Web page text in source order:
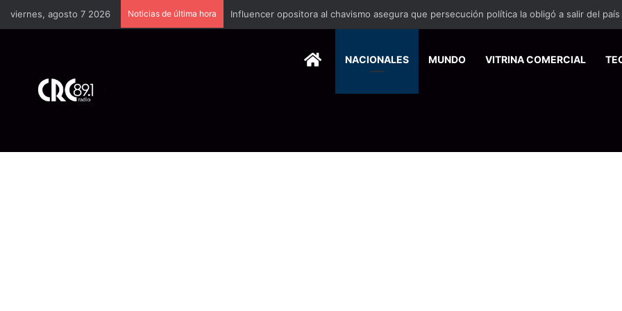
viernes, agosto 7 2026 Noticias de última hora Industria plástica se suma a la economía circular
HOMENACIONALES MUNDO VITRINA COMERCIAL